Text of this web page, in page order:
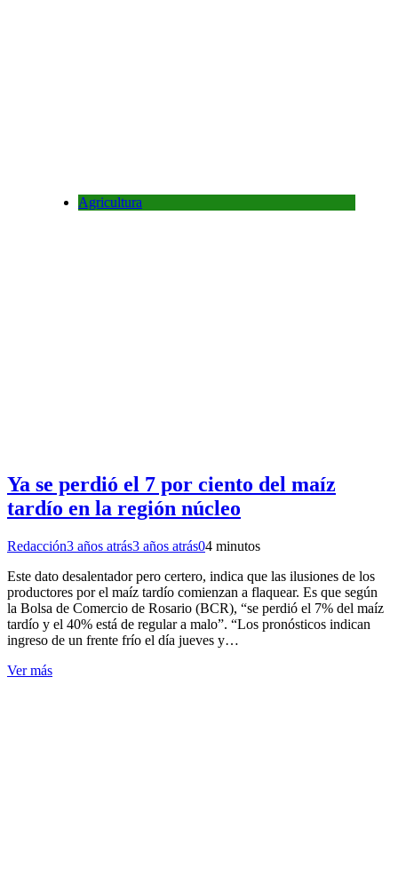
Agricultura
Ya se perdió el 7 por ciento del maíz
tardío en la región núcleo
Redacción3 años atrás3 años atrás04 minutos
Este dato desalentador pero certero, indica que las ilusiones de los
productores por el maíz tardío comienzan a flaquear. Es que según
la Bolsa de Comercio de Rosario (BCR), “se perdió el 7% del maíz
tardío y el 40% está de regular a malo”. “Los pronósticos indican
ingreso de un frente frío el día jueves y…
Ver más